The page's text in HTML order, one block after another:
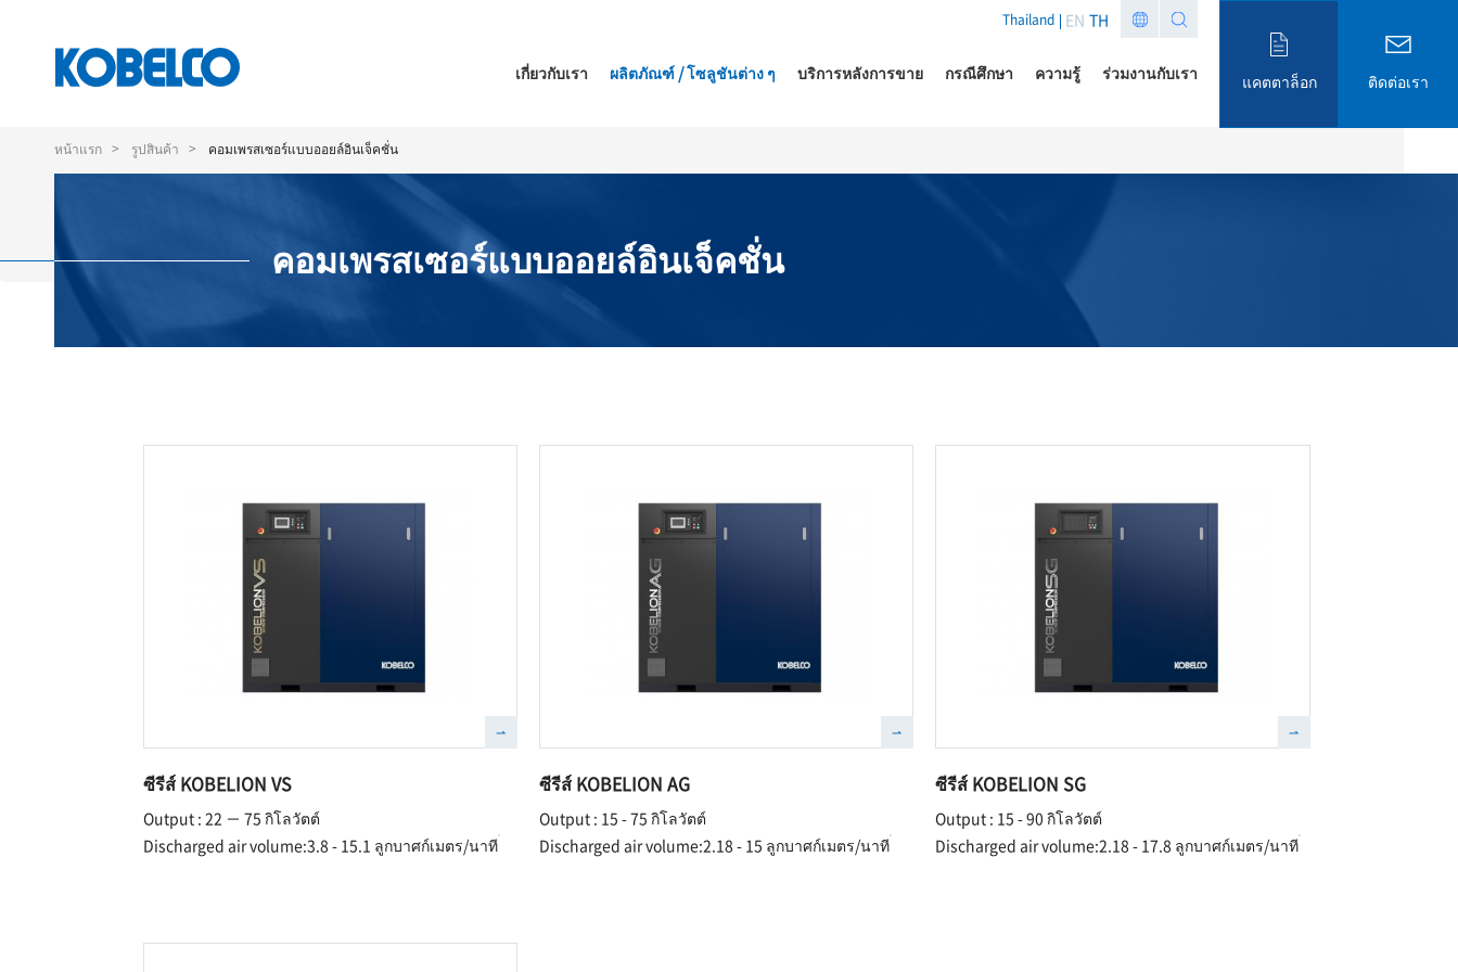
Thailand EN TH
เกี่ยวกับเรา ผลิตภัณฑ์ / โซลูชันต่าง ๆ บริการหลังการขาย กรณีศึกษา ความรู้ ร่วมงานกับเรา แคตตาล็อก ติดต่อเรา
หน้าแรก รูปสินค้า คอมเพรสเซอร์แบบออยล์อินเจ็คชั่น
คอมเพรสเซอร์แบบออยล์อินเจ็คชั่น
ซีรีส์ KOBELION VS
Output : 22 － 75 กิโลวัตต์
Discharged air volume:3.8 - 15.1 ลูกบาศก์เมตร/นาที
ซีรีส์ KOBELION AG
Output : 15 - 75 กิโลวัตต์
Discharged air volume:2.18 - 15 ลูกบาศก์เมตร/นาที
ซีรีส์ KOBELION SG
Output : 15 - 90 กิโลวัตต์
Discharged air volume:2.18 - 17.8 ลูกบาศก์เมตร/นาที